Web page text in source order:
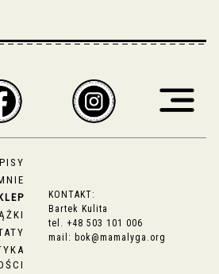
KONTAKT:
Bartek Kulita
tel. +48 503 101 006
mail: bok@mamalyga.org